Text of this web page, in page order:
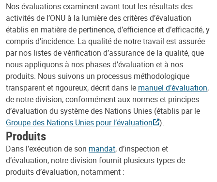
Nos évaluations examinent avant tout les résultats des
activités de l’ONU à la lumière des critères d’évaluation
établis en matière de pertinence, d’efficience et d’efficacité, y
compris d’incidence. La qualité de notre travail est assurée
par nos listes de vérification d’assurance de la qualité, que
nous appliquons à nos phases d’évaluation et à nos
produits. Nous suivons un processus méthodologique
transparent et rigoureux, décrit dans le manuel d’évaluation,
de notre division, conformément aux normes et principes
d’évaluation du système des Nations Unies (établis par le
Groupe des Nations Unies pour l’évaluation
).
Produits
Dans l’exécution de son mandat, d’inspection et
d’évaluation, notre division fournit plusieurs types de
produits d’évaluation, notamment :